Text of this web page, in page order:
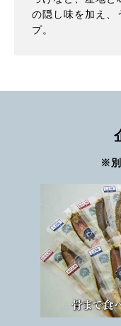
の隠し味を加え、
プ。
※別